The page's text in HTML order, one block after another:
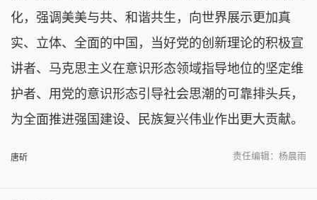
化，强调美美与共、和谐共生，向世界展示更加真
实、立体、全面的中国，当好党的创新理论的积极宣
讲者、马克思主义在意识形态领域指导地位的坚定维
护者、用党的意识形态引导社会思潮的可靠排头兵，
为全面推进强国建设、民族复兴伟业作出更大贡献。
唐斫 责任编辑：杨晨雨